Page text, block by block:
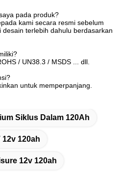
pada produk?
kami secara resmi sebelum
terlebih dahulu berdasarkan
/ UN38.3 / MSDS ... dll.
untuk memperpanjang.
Siklus Dalam 120Ah
120ah
12v 120ah